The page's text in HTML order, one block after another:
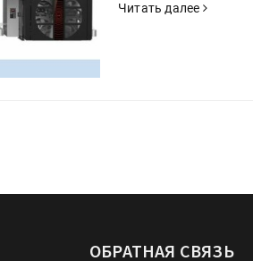
Читать далее
ОБРАТНАЯ СВЯЗЬ